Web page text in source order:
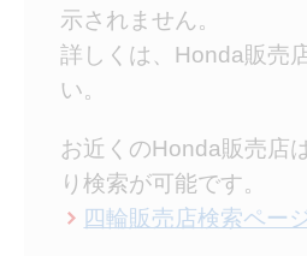
示されません。
詳しくは、Honda販売
い。
お近くのHonda販売店
り検索が可能です。
四輪販売店検索ペー